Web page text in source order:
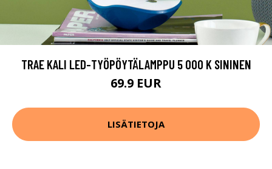
TRAE KALI LED-TYÖPÖYTÄLAMPPU 5 000 K SININEN
69.9 EUR
LISÄTIETOJA